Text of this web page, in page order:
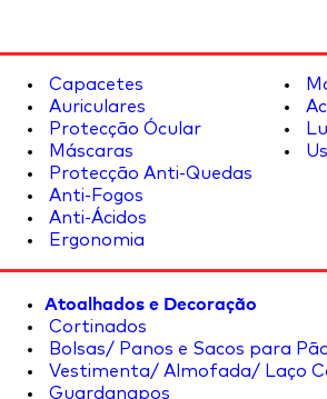
Capacetes
Auriculares
Protecção Ócular
Máscaras
Protecção Anti-Quedas
Anti-Fogos
Anti-Ácidos
Ergonomia
Atoalhados e Decoração
Cortinados
Bolsas/ Panos e Sacos para
Vestimenta/ Almofada/ Laço
Guardanapos